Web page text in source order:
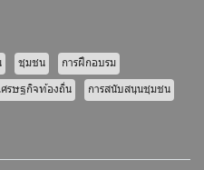
ชุมชน การฝึกอบรม
ศรษฐกิจท้องถิ่น การสนับสนุนชุมชน